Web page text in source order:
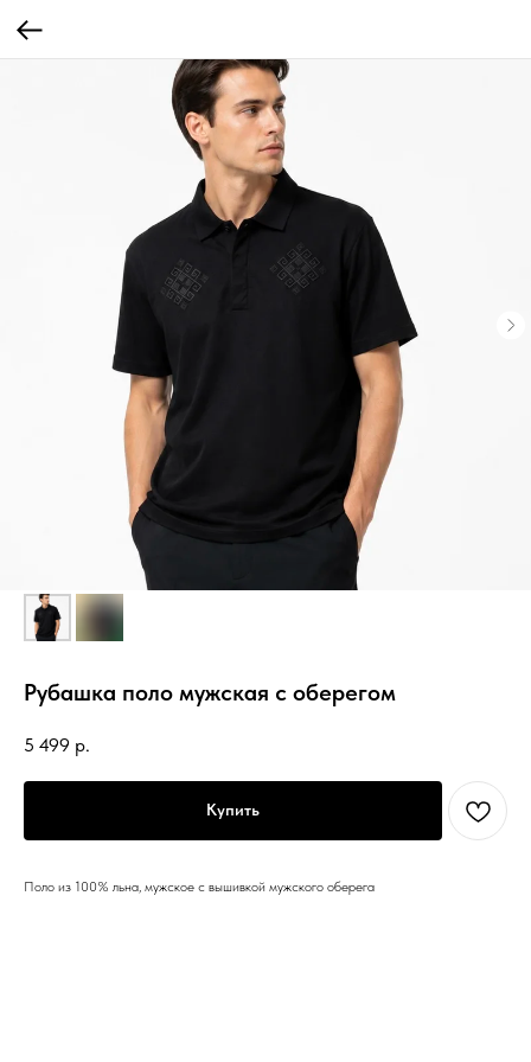
Рубашка поло мужская с оберегом
5 499 р.
Купить
Поло из 100% льна, мужское с вышивкой мужского оберега